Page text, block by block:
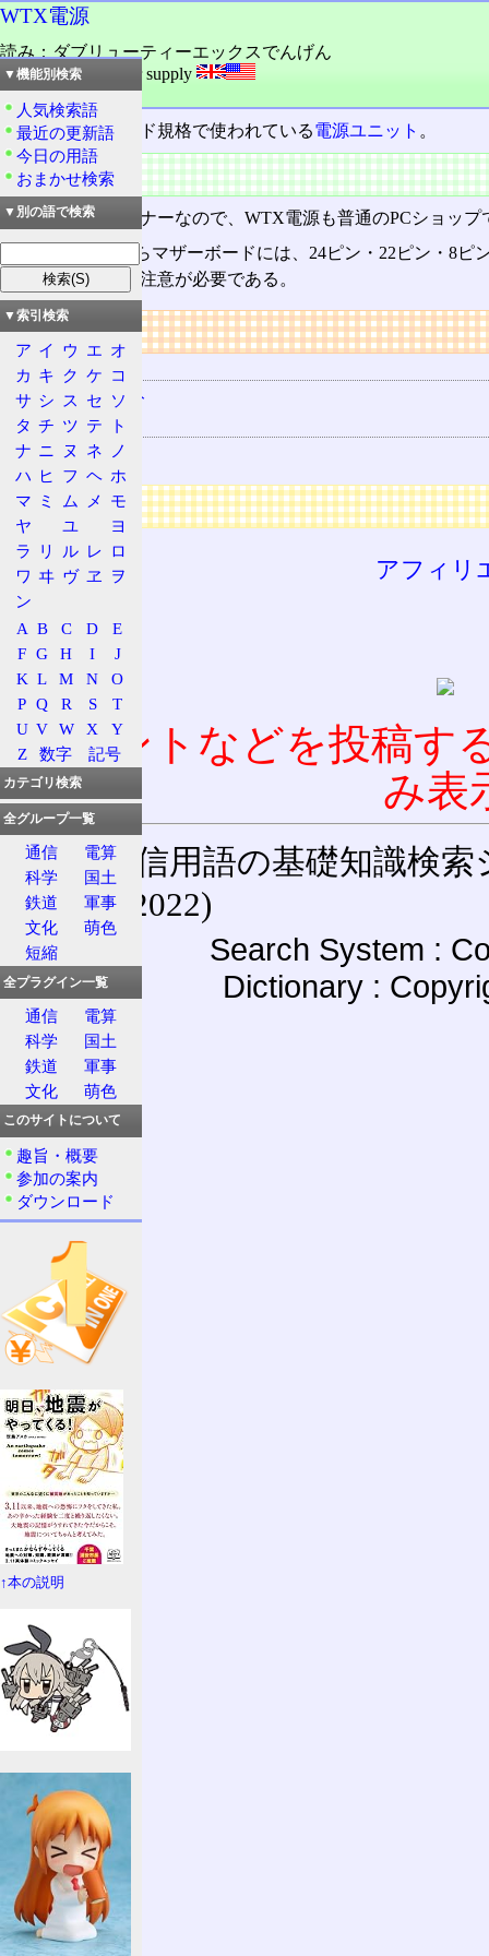
WTX電源
読み：ダブリューティーエックスでんげん
外語：WTX Power supply
品詞：名詞
WTXマザーボード規格で使われている電源ユニット 。
概要
WTX自体がマイナーなので、WTX電源も普通のPCショッ
電源ユニットからマザーボードには、24ピン・22ピン・8
異なっているので注意が必要である。
リンク
用語の所属
電源ユニット
関連する用語
WTX
広告
アフィリ
コメントなどを投稿す
み表
通信用語の基礎知識検索
(27-May-2022)
Search System :
Dictionary :
▼機能別検索
人気検索語
最近の更新語
今日の用語
おまかせ検索
▼別の語で検索
▼索引検索
ア イ ウ エ オ
カ キ ク ケ コ
サ シ ス セ ソ
タ チ ツ テ
ト
ナ ニ ヌ ネ
ノ
ハ ヒ フ ヘ ホ
マ ミ ム メ
モ
ヤ
ユ
ヨ
ラ
リ ル レ ロ
ワ ヰ ヴ ヱ
ヲ
ン
A B C D
E
F G H I
J
K L M N
O
P Q R S
T
U V W X
Y
Z
数字 記号
カテゴリ検索
全グループ一覧
通信
電算
科学
国土
鉄道
軍事
文化
萌色
短縮
全プラグイン一覧
通信
電算
科学
国土
鉄道
軍事
文化
萌色
このサイトについて
趣旨・概要
参加の案内
ダウンロード
↑本の説明